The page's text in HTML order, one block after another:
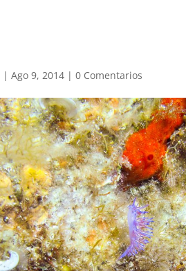
| Ago 9, 2014| 0 Comentarios